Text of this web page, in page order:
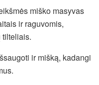
miško masyvas
ir raguvomis,
ir mišką, kadangi